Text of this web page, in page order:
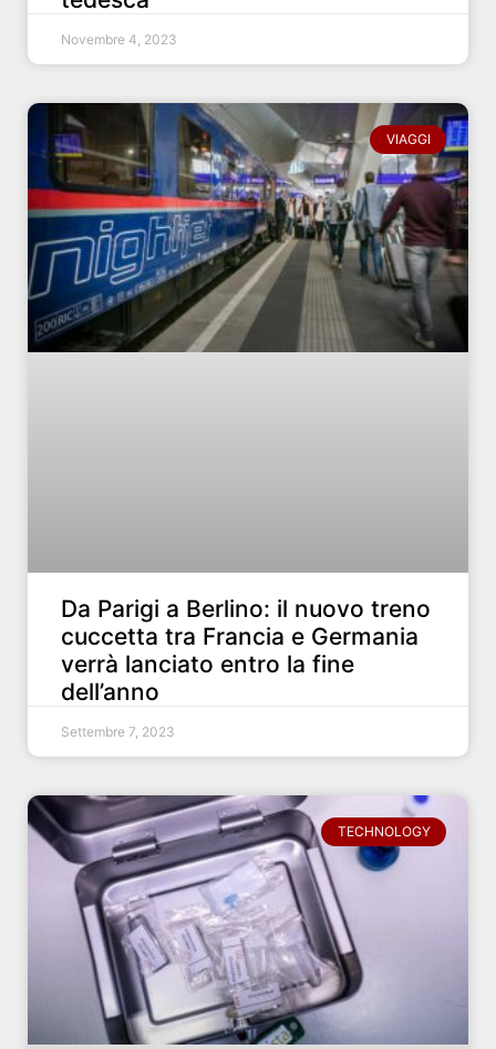
Novembre 4, 2023
VIAGGI
Da Parigi a Berlino: il nuovo treno
cuccetta tra Francia e Germania
verrà lanciato entro la fine
dell’anno
Settembre 7, 2023
TECHNOLOGY